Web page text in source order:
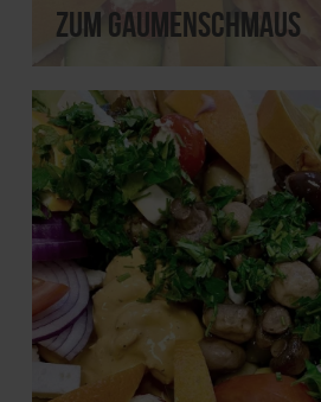
Zum Gaumenschmaus